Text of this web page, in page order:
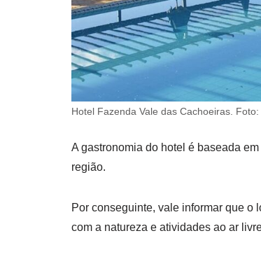
Hotel Fazenda Vale das Cachoeiras.
A gastronomia do hotel é baseada
região.
Por conseguinte, vale informar que
com a natureza e atividades ao ar